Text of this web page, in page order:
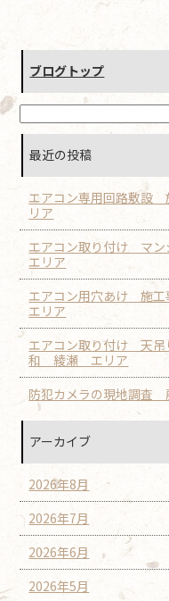
ブログトップ
最近の投稿
エアコン専用回路敷
リア
エアコン取り付け
エリア
エアコン用穴あけ
エリア
エアコン取り付け
和 綾瀬 エリア
防犯カメラの現地調
アーカイブ
2026年8月
2026年7月
2026年6月
2026年5月